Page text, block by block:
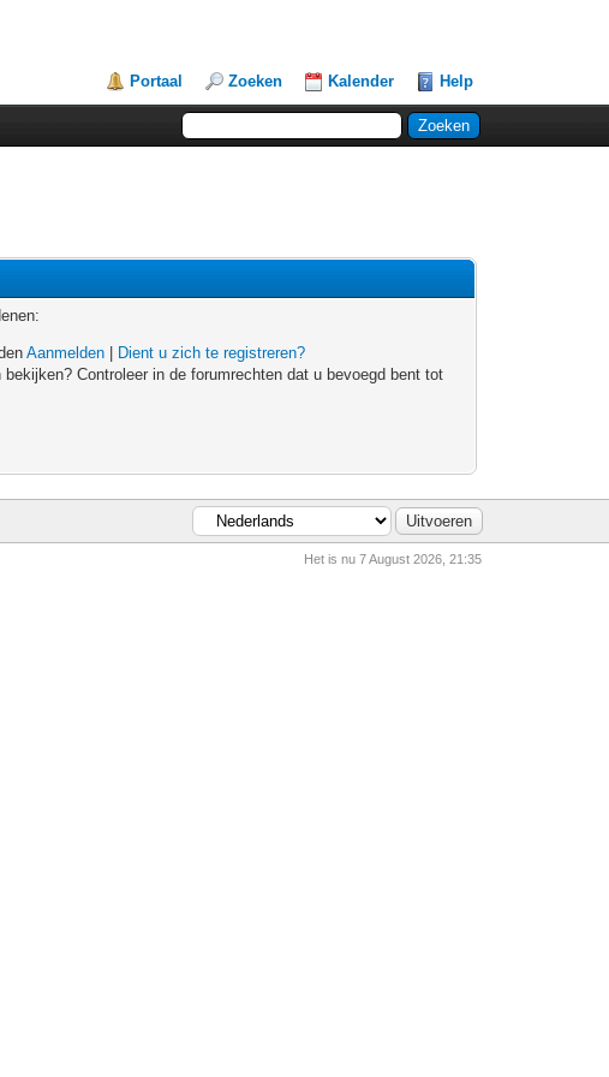
Portaal Zoeken Kalender Help
Aanmelden
Dient u zich te registreren?
Controleer in de forumrechten dat u bevoegd bent tot
Het is nu 7 August 2026, 21:35